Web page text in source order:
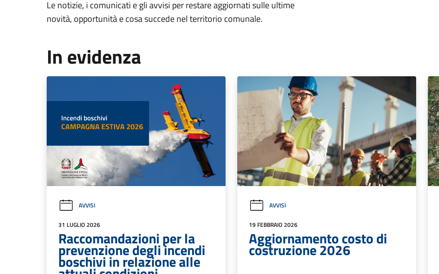
Le notizie, i comunicati e gli avvisi per restare aggiornati sulle ultime
novità, opportunità e cosa succede nel territorio comunale.
In evidenza
AVVISI
31 LUGLIO 2026
Raccomandazioni per la
prevenzione degli incendi
boschivi in relazione alle
AVVISI
19 FEBBRAIO 2026
Aggiornamento costo di
costruzione 2026